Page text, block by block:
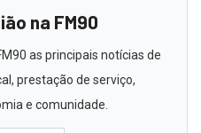
na FM90
as principais notícias de
prestação de serviço,
e comunidade.